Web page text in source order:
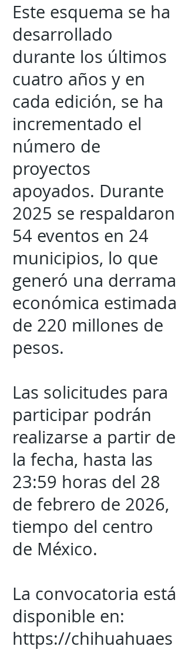
Este esquema se ha
desarrollado
durante los últimos
cuatro años y en
cada edición, se ha
incrementado el
número de
proyectos
apoyados. Durante
2025 se respaldaron
54 eventos en 24
municipios, lo que
generó una derrama
económica estimada
de 220 millones de
pesos.
Las solicitudes para
participar podrán
realizarse a partir de
la fecha, hasta las
23:59 horas del 28
de febrero de 2026,
tiempo del centro
de México.
La convocatoria está
disponible en:
https://chihuahuaes